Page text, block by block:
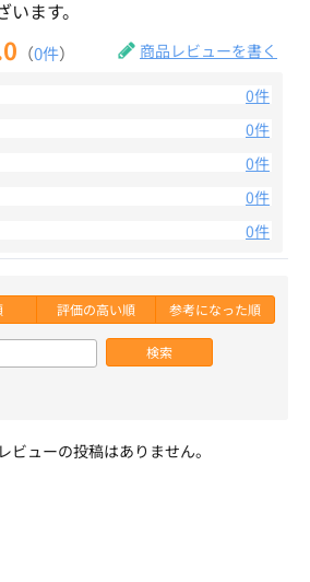
ます。
（0件） 商品レビューを書く
0件
0件
0件
0件
0件
評価の高い順 参考になった順
検索
ビューの投稿はありません。